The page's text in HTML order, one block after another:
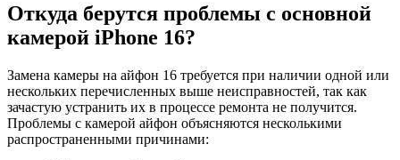
Откуда берутся проблемы с основной
камерой iPhone 16?
Замена камеры на айфон 16 требуется при наличии одной или
нескольких перечисленных выше неисправностей, так как
зачастую устранить их в процессе ремонта не получится.
Проблемы с камерой айфон объясняются несколькими
распространенными причинами: